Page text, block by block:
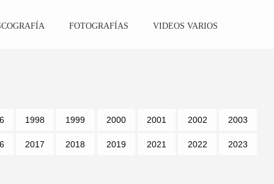
FOTOGRAFÍAS VIDEOS VARIOS
1998 1999 2000 2001 2002 2003
2017 2018 2019 2021 2022 2023